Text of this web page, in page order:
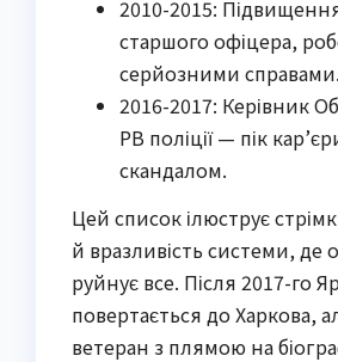
2010-2015:
старшого офіцера,
серйозними справами.
2016-2017: Керівник
РВ поліції — пік
скандалом.
Цей список ілюструє
й вразливість системи, де
руйнує все. Після 2017-го
повертається до Харкова,
ветеран з плямою на